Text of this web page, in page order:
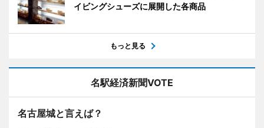
イビングシューズに展開した各商品
もっと見る
名駅経済新聞VOTE
名古屋城と言えば？